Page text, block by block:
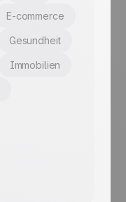
E-commerce
Gesundheit
Immobilien